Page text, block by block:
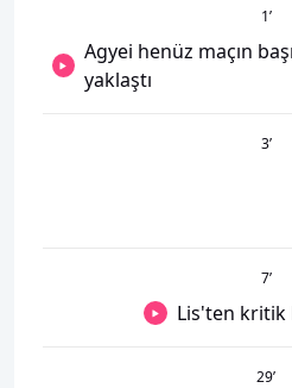
1’
Agyei henüz maçın
yaklaştı
3’
7’
Lis'ten kritik
29’